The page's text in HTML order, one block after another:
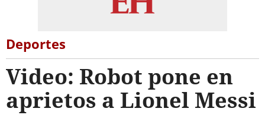
Deportes
Video: Robot pone en
aprietos a Lionel Messi